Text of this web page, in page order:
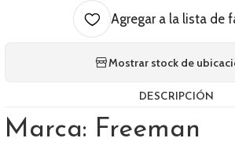
Agregar a la lista de
Mostrar stock de
DESCRIPCIÓN
Marca: Freeman